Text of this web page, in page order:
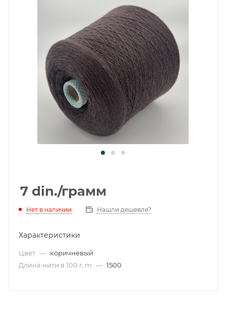
7 din./грамм
Нет в наличии Нашли дешевле?
Характеристики
Цвет — коричневый
Длина нити в 100 г, m — 1500